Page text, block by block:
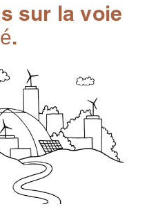
sur la voie